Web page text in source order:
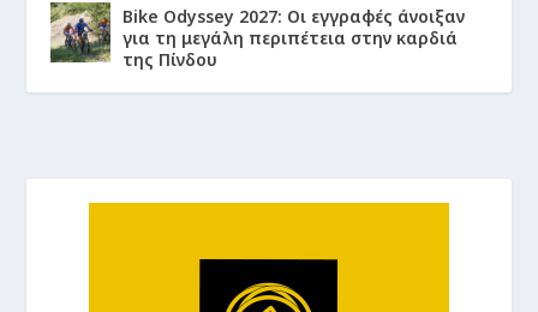
Bike Odyssey 2027: Οι εγγραφές άνοιξαν
για τη μεγάλη περιπέτεια στην καρδιά
της Πίνδου